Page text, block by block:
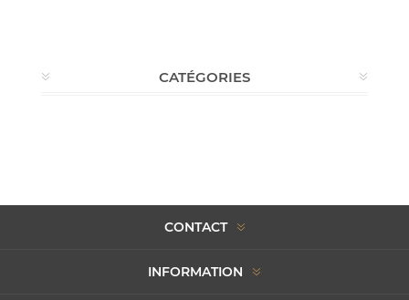
CATÉGORIES
CONTACT
INFORMATION